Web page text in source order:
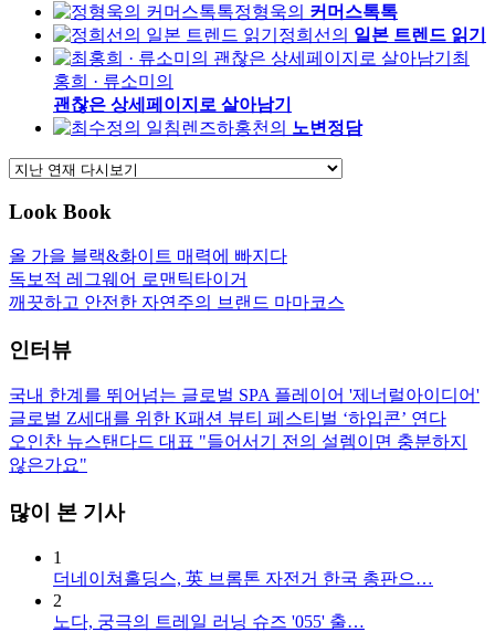
정형욱의 커머스톡톡
정희선의 일본 트렌드 읽기
최
홍희 · 류소미의
괜찮은 상세페이지로 살아남기
하홍천의 노변정담
Look Book
올 가을 블랙&화이트 매력에 빠지다
독보적 레그웨어 로맨틱타이거
깨끗하고 안전한 자연주의 브랜드 마마코스
인터뷰
국내 한계를 뛰어넘는 글로벌 SPA 플레이어 '제너럴아이디어'
글로벌 Z세대를 위한 K패션 뷰티 페스티벌 ‘하입콘’ 연다
오인찬 뉴스탠다드 대표 "들어서기 전의 설렘이면 충분하지
않은가요"
많이 본 기사
1
더네이쳐홀딩스, 英 브롬톤 자전거 한국 총판으…
2
노다, 궁극의 트레일 러닝 슈즈 '055' 출…